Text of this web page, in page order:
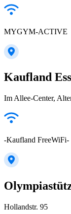
MYGYM-ACTIVE
Kaufland
Im Allee-Center,
-Kaufland FreeWiFi-
Hollandstr. 95